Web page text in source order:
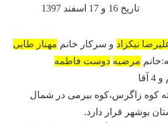
1397
نیکزاد و سرکار خانم مهناز طایی
مرضیه دوست فاطمه
کوه زاگرس،کوه بیرمی در شمال
بوشهر قرار دارد.